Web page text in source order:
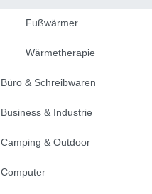
Fußwärmer
Wärmetherapie
Büro & Schreibwaren
Business & Industrie
Camping & Outdoor
Computer